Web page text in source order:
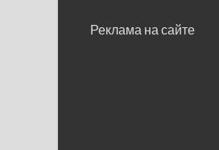
Реклама на сайте